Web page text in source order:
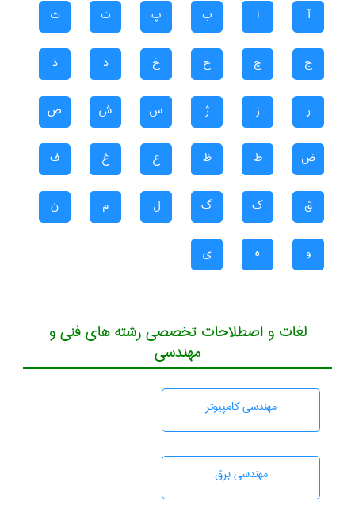
آ ا ب پ ت ث
ج چ ح خ د ذ
ر ز ژ س ش ص
ض ط ظ ع غ ف
ق ک گ ل م ن
و ه ی
لغات و اصطلاحات تخصصی رشته های فنی و
مهندسی
مهندسی كامپيوتر
مهندسی برق